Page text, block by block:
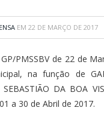
EM 22 DE MARÇO DE 2017
PMSSBV de 22 de
na função de
SEBASTIÃO DA BOA
a 30 de Abril de 2017.